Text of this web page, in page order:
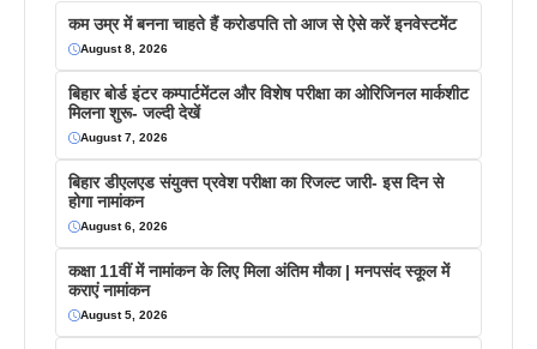
कम उम्र में बनना चाहते हैं करोडपति तो आज से ऐसे करें इनवेस्टमेंट
August 8, 2026
बिहार बोर्ड इंटर कम्पार्टमेंटल और विशेष परीक्षा का ओरिजिनल मार्कशीट
मिलना शुरू- जल्दी देखें
August 7, 2026
बिहार डीएलएड संयुक्त प्रवेश परीक्षा का रिजल्ट जारी- इस दिन से
होगा नामांकन
August 6, 2026
कक्षा 11वीं में नामांकन के लिए मिला अंतिम मौका | मनपसंद स्कूल में
कराएं नामांकन
August 5, 2026